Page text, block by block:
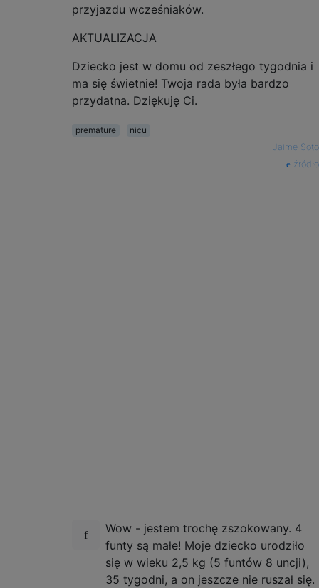
przyjazdu wcześniaków.
AKTUALIZACJA
Dziecko jest w domu od zeszłego tygodnia i
ma się świetnie! Twoja rada była bardzo
przydatna. Dziękuję Ci.
premature
nicu
Jaime Soto
źródło
Wow - jestem trochę zszokowany. 4
funty są małe! Moje dziecko urodziło
się w wieku 2,5 kg (5 funtów 8 uncji),
35 tygodni, a on jeszcze nie ruszał się.